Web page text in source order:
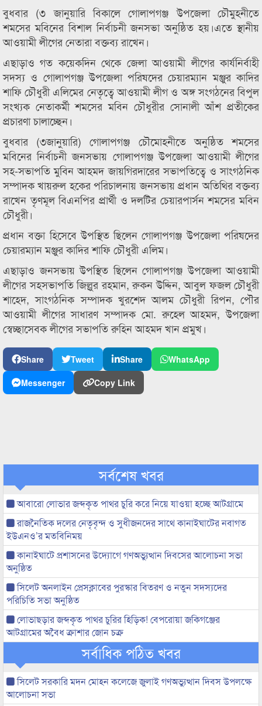
বুধবার (৩ জানুয়ারি বিকালে গোলাপগঞ্জ উপজেলা চৌমুহনীতে
শমসের মবিনের বিশাল নির্বাচনী জনসভা অনুষ্ঠিত হয়।এতে স্থানীয়
আওয়ামী লীগের নেতারা বক্তব্য রাখেন।
এছাড়াও গত কয়েকদিন থেকে জেলা আওয়ামী লীগের কার্যনির্বাহী
সদস্য ও গোলাপগঞ্জ উপজেলা পরিষদের চেয়ারম্যান মঞ্জুর কাদির
শাফি চৌধুরী এলিমের নেতৃত্বে আওয়ামী লীগ ও অঙ্গ সংগঠনের বিপুল
সংখ্যক নেতাকর্মী শমসের মবিন চৌধুরীর সোনালী আঁশ প্রতীকের
প্রচারণা চালাচ্ছেন।
বুধবার (৩জানুয়ারি) গোলাপগঞ্জ চৌমোহনীতে অনুষ্ঠিত শমসের
মবিনের নির্বাচনী জনসভায় গোলাপগঞ্জ উপজেলা আওয়ামী লীগের
সহ-সভাপতি মুবিন আহমদ জায়গিরদারের সভাপতিত্বে ও সাংগঠনিক
সম্পাদক খায়রুল হকের পরিচালনায় জনসভায় প্রধান অতিথির বক্তব্য
রাখেন তৃণমূল বিএনপির প্রার্থী ও দলটির চেয়ারপার্সন শমসের মবিন
চৌধুরী।
প্রধান বক্তা হিসেবে উপস্থিত ছিলেন গোলাপগঞ্জ উপজেলা পরিষদের
চেয়ারম্যান মঞ্জুর কাদির শাফি চৌধুরী এলিম।
এছাড়াও জনসভায় উপস্থিত ছিলেন গোলাপগঞ্জ উপজেলা আওয়ামী
লীগের সহসভাপতি জিল্লুর রহমান, রুকন উদ্দিন, আবুল ফজল চৌধুরী
শাহেদ, সাংগঠনিক সম্পাদক খুরশেদ আলম চৌধুরী রিপন, পৌর
আওয়ামী লীগের সাধারণ সম্পাদক মো. রুহেল আহমদ, উপজেলা
স্বেচ্ছাসেবক লীগের সভাপতি রুহিন আহমদ খান প্রমুখ।
Share Tweet Share
WhatsApp
Messenger
Copy Link
সর্বশেষ খবর
আবারো লোভার জব্দকৃত পাথর চুরি করে নিয়ে যাওয়া হচ্ছে আটগ্রামে
রাজনৈতিক দলের নেতৃবৃন্দ ও সুধীজনদের সাথে কানাইঘাটের নবাগত
ইউএনও’র মতবিনিময়
কানাইঘাটে প্রশাসনের উদ্যোগে গণঅভ্যুত্থান দিবসের আলোচনা সভা
অনুষ্ঠিত
সিলেট অনলাইন প্রেসক্লাবের পুরস্কার বিতরণ ও নতুন সদস্যদের
পরিচিতি সভা অনুষ্ঠিত
লোভাছড়ার জব্দকৃত পাথর চুরির হিড়িক! বেপরোয়া জকিগঞ্জের
আটগ্রামের অবৈধ ক্রাশার জোন চক্র
সর্বাধিক পঠিত খবর
সিলেট সরকারি মদন মোহন কলেজে জুলাই গণঅভ্যুত্থান দিবস উপলক্ষে
আলোচনা সভা